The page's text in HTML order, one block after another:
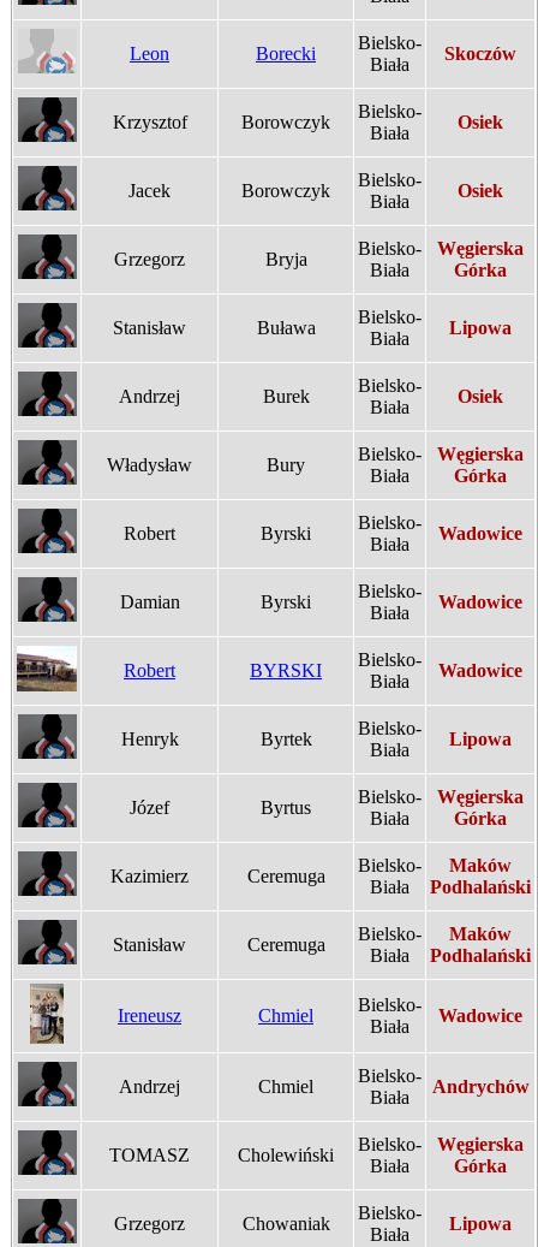
Leon Borecki
Bielsko-
Biała
Skoczów
Krzysztof Borowczyk
Bielsko-
Biała
Osiek
Jacek Borowczyk
Bielsko-
Biała
Osiek
Grzegorz Bryja
Bielsko-
Biała
Węgierska
Górka
Stanisław Buława
Bielsko-
Biała
Lipowa
Andrzej Burek
Bielsko-
Biała
Osiek
Władysław Bury
Bielsko-
Biała
Węgierska
Górka
Robert Byrski
Bielsko-
Biała
Wadowice
Damian Byrski
Bielsko-
Biała
Wadowice
Robert BYRSKI
Bielsko-
Biała
Wadowice
Henryk Byrtek
Bielsko-
Biała
Lipowa
Józef Byrtus
Bielsko-
Biała
Węgierska
Górka
Kazimierz Ceremuga
Bielsko-
Biała
Maków
Podhalański
Stanisław Ceremuga
Bielsko-
Biała
Maków
Podhalański
Ireneusz Chmiel
Bielsko-
Biała
Wadowice
Andrzej Chmiel
Bielsko-
Biała
Andrychów
TOMASZ Cholewiński
Bielsko-
Biała
Węgierska
Górka
Grzegorz Chowaniak
Bielsko-
Biała
Lipowa